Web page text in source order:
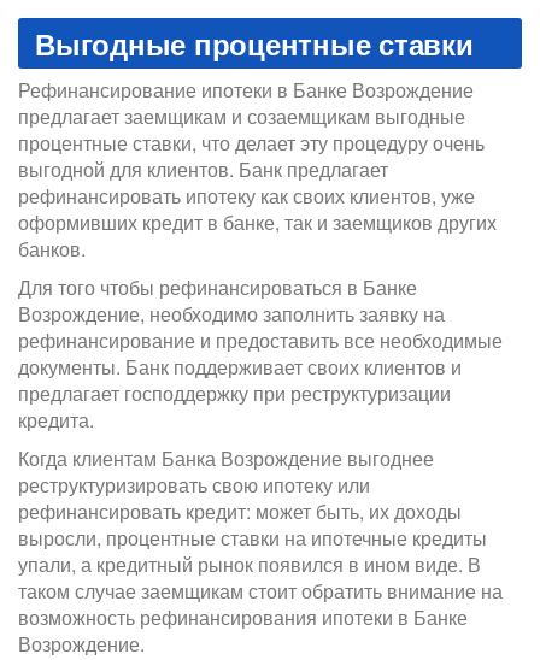
Выгодные процентные ставки
Рефинансирование ипотеки в Банке Возрождение
предлагает заемщикам и созаемщикам выгодные
процентные ставки, что делает эту процедуру очень
выгодной для клиентов. Банк предлагает
рефинансировать ипотеку как своих клиентов, уже
оформивших кредит в банке, так и заемщиков других
банков.
Для того чтобы рефинансироваться в Банке
Возрождение, необходимо заполнить заявку на
рефинансирование и предоставить все необходимые
документы. Банк поддерживает своих клиентов и
предлагает господдержку при реструктуризации
кредита.
Когда клиентам Банка Возрождение выгоднее
реструктуризировать свою ипотеку или
рефинансировать кредит: может быть, их доходы
выросли, процентные ставки на ипотечные кредиты
упали, а кредитный рынок появился в ином виде. В
таком случае заемщикам стоит обратить внимание на
возможность рефинансирования ипотеки в Банке
Возрождение.